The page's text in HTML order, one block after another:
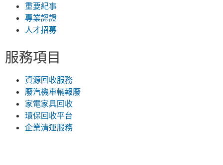
重要紀事
專業認證
人才招募
服務項目
資源回收服務
廢汽機車輛報廢
家電家具回收
環保回收平台
企業清運服務